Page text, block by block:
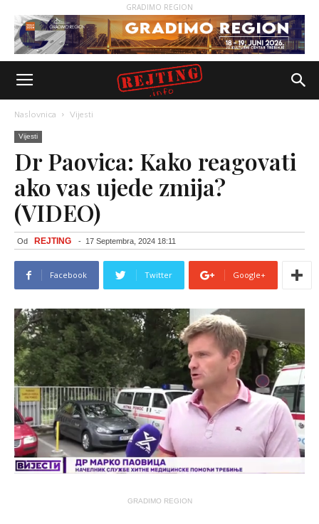
GRADIMO REGION
Naslovnica Vijesti
Vijesti
Dr Paovica: Kako reagovati
ako vas ujede zmija?
(VIDEO)
Od REJTING - 17 Septembra, 2024 18:11
Facebook Twitter Google+
GRADIMO REGION